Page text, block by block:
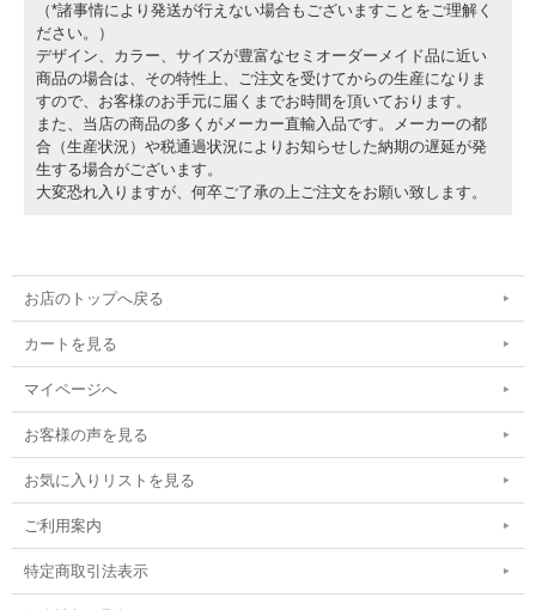
（*諸事情により発送が行えない場合もございますことをご理解く
ださい。）
デザイン、カラー、サイズが豊富なセミオーダーメイド品に近い
商品の場合は、その特性上、ご注文を受けてからの生産になりま
すので、お客様のお手元に届くまでお時間を頂いております。
また、当店の商品の多くがメーカー直輸入品です。メーカーの都
合（生産状況）や税通過状況によりお知らせした納期の遅延が発
生する場合がございます。
大変恐れ入りますが、何卒ご了承の上ご注文をお願い致します。
お店のトップへ戻る
カートを見る
マイページへ
お客様の声を見る
お気に入りリストを見る
ご利用案内
特定商取引法表示